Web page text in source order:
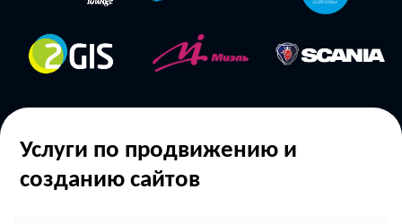
Услуги по продвижению и
созданию сайтов